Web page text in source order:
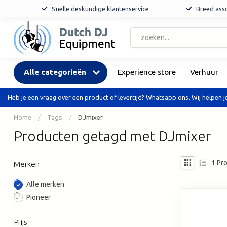
Snelle deskundige klantenservice Breed
Alle categorieën Experience store Verhuur
Heb je een vraag over een product of levertijd? Whatsapp ons. Wij helpen
Home / Tags / DJmixer
Producten getagd met DJmixer
Merken
Alle merken
Pioneer
Prijs
1